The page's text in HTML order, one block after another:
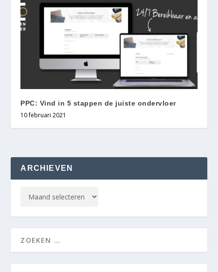
PPC: Vind in 5 stappen de juiste ondervloer
10 februari 2021
ARCHIEVEN